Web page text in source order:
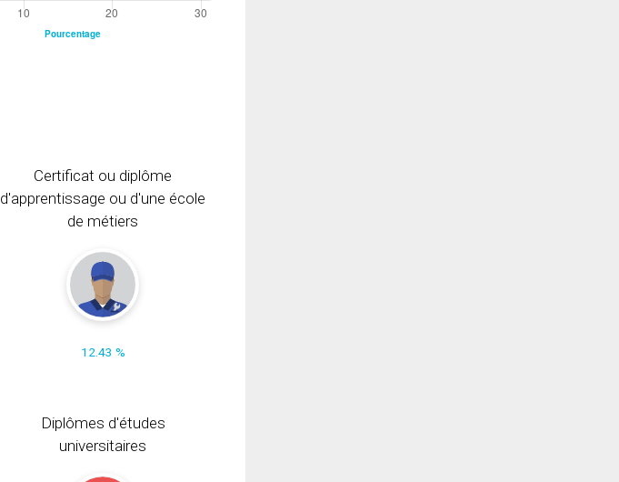
Certificat ou diplôme
d'apprentissage ou d'une école
de métiers
12.43 %
Diplômes d'études
universitaires